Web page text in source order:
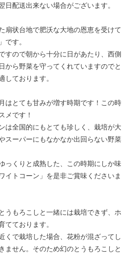
配送出来ない場合がございます。
扇状台地で肥沃な大地の恩恵を受けて
です。
すので朝から十分に日があたり、西側
から野菜を守ってくれていますのでと
しております。
はとても甘みが増す時期です！この時
メです！
は全国的にもとても珍しく、栽培が大
スーパーにもなかなか出回らない野菜
っくりと成熟した、この時期にしか味
イトコーン」を是非ご賞味くださいま
うもろこしと一緒には栽培できず、ホ
てております。
くで栽培した場合、花粉が混ざってし
ません。そのため幻のとうもろこしと